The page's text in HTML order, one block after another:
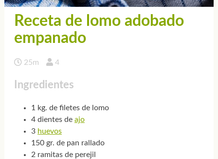
Receta de lomo adobado
empanado
25m 4
Ingredientes
1 kg. de filetes de lomo
4 dientes de ajo
3 huevos
150 gr. de pan rallado
2 ramitas de perejil